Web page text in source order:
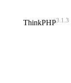
ThinkPHP3.1.3